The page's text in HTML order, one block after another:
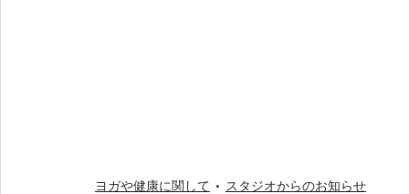
ヨガや健康に関して スタジオからのお知らせ